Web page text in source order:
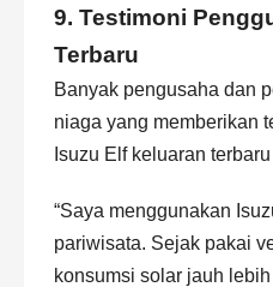
9. Testimoni
Terbaru
Banyak pengusaha dan
niaga yang memberikan
Isuzu Elf keluaran
“Saya menggunakan
pariwisata. Sejak pakai
konsumsi solar jauh